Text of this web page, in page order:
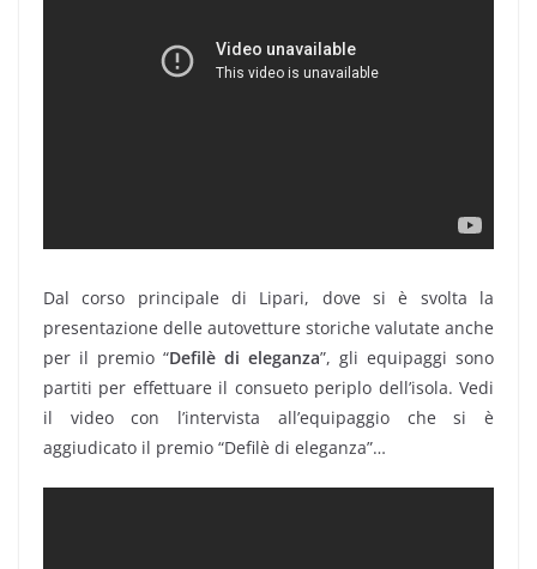
Dal corso principale di Lipari, dove si è svolta la
presentazione delle autovetture storiche valutate anche
per il premio “Defilè di eleganza”, gli equipaggi sono
partiti per effettuare il consueto periplo dell’isola. Vedi
il video con l’intervista all’equipaggio che si è
aggiudicato il premio “Defilè di eleganza”…